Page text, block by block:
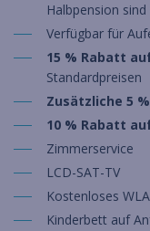
Halbpension
Verfügbar für
15 % Rabatt
Standardpreisen
Zusätzliche 5
10 % Rabatt
Zimmerservice
LCD-SAT-TV
Kostenloses
Kinderbett auf